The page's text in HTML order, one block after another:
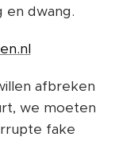
en dwang.
afbreken
we moeten
fake